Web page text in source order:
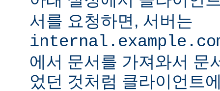
서를 요청하면, 서버는
에서 문서를 가져와서 문
었던 것처럼 클라이언트